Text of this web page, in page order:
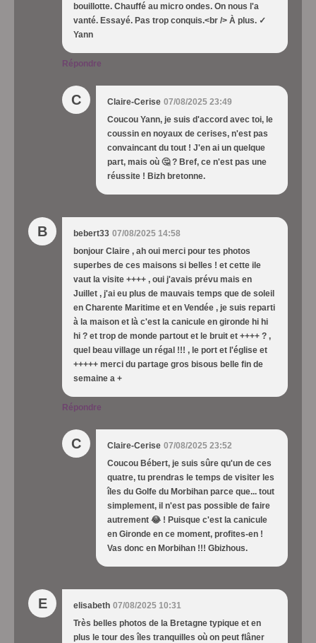
bouillotte. Chauffé au micro ondes. On nous l'a
vanté. Essayé. Pas trop conquis.<br /> À plus. ✓
Yann
Répondre
C Claire-Cerise 07/08/2025 23:49
Coucou Yann, je suis d'accord avec toi, le
coussin en noyaux de cerises, n'est pas
convaincant du tout ! J'en ai un quelque
part, mais où 🤔 ? Bref, ce n'est pas une
réussite ! Bizh bretonne.
B bebert33 07/08/2025 14:58
bonjour Claire , ah oui merci pour tes photos
superbes de ces maisons si belles ! et cette ile
vaut la visite ++++ , oui j'avais prévu mais en
Juillet , j'ai eu plus de mauvais temps que de soleil
en Charente Maritime et en Vendée , je suis reparti
à la maison et là c'est la canicule en gironde hi hi
hi ? et trop de monde partout et le bruit et ++++ ? ,
quel beau village un régal !!! , le port et l'église et
+++++ merci du partage gros bisous belle fin de
semaine a +
Répondre
C Claire-Cerise 07/08/2025 23:52
Coucou Bébert, je suis sûre qu'un de ces
quatre, tu prendras le temps de visiter les
îles du Golfe du Morbihan parce que... tout
simplement, il n'est pas possible de faire
autrement 😂 ! Puisque c'est la canicule
en Gironde en ce moment, profites-en !
Vas donc en Morbihan !!! Gbizhous.
E elisabeth 07/08/2025 10:31
Très belles photos de la Bretagne typique et en
plus le tour des îles tranquilles où on peut flâner